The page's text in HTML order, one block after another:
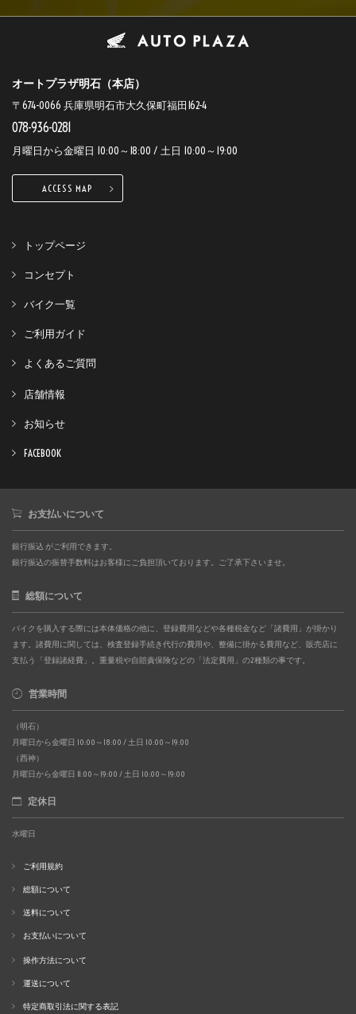
オートプラザ明石（本店）
〒674-0066 兵庫県明石市大久保町福田162-4
078-936-0281
月曜日から金曜日 10:00～18:00 / 土日 10:00～19:00
ACCESS MAP
トップページ
コンセプト
バイク一覧
ご利用ガイド
よくあるご質問
店舗情報
お知らせ
FACEBOOK
お支払いについて
銀行振込 がご利用できます。
銀行振込の振替手数料はお客様にご負担頂いております。ご了承下さいませ。
総額について
バイクを購入する際には本体価格の他に、登録費用などや各種税金など「諸費用」が掛かり
ます。諸費用に関しては、検査登録手続き代行の費用や、整備に掛かる費用など、販売店に
支払う「登録諸経費」。重量税や自賠責保険などの「法定費用」の2種類の事です。
営業時間
（明石）
月曜日から金曜日 10:00～18:00 / 土日 10:00～19:00
（西神）
月曜日から金曜日 11:00～19:00 / 土日 10:00～19:00
定休日
水曜日
ご利用規約
総額について
送料について
お支払いについて
操作方法について
運送について
特定商取引法に関する表記